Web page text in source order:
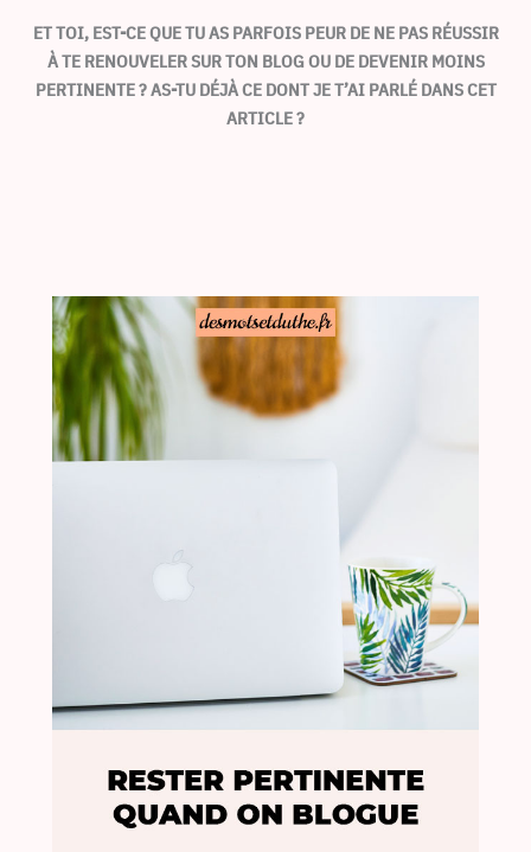
ET TOI, EST-CE QUE TU AS PARFOIS PEUR DE NE PAS RÉUSSIR
À TE RENOUVELER SUR TON BLOG OU DE DEVENIR MOINS
PERTINENTE ? AS-TU DÉJÀ CE DONT JE T’AI PARLÉ DANS CET
ARTICLE ?